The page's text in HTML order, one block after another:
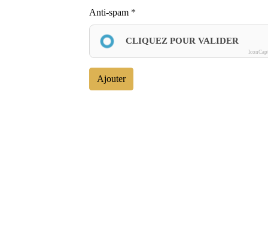
Anti-spam
CLIQUEZ POUR VALIDER
Ajouter